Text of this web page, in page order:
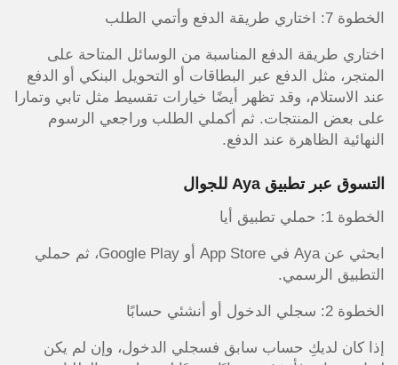
الخطوة 7: اختاري طريقة الدفع وأتمي الطلب
اختاري طريقة الدفع المناسبة من الوسائل المتاحة على
المتجر، مثل الدفع عبر البطاقات أو التحويل البنكي أو الدفع
عند الاستلام، وقد تظهر أيضًا خيارات تقسيط مثل تابي وتمارا
على بعض المنتجات. ثم أكملي الطلب وراجعي الرسوم
النهائية الظاهرة عند الدفع.
التسوق عبر تطبيق Aya للجوال
الخطوة 1: حملي تطبيق أيا
ابحثي عن Aya في App Store أو Google Play، ثم حملي
التطبيق الرسمي.
الخطوة 2: سجلي الدخول أو أنشئي حسابًا
إذا كان لديكِ حساب سابق فسجلي الدخول، وإن لم يكن